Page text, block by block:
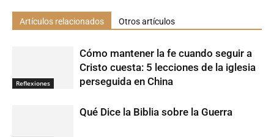
Artículos relacionados Otros artículos
Reflexiones
Cómo mantener la fe cuando seguir a
Cristo cuesta: 5 lecciones de la iglesia
perseguida en China
Qué Dice la Biblia sobre la Guerra